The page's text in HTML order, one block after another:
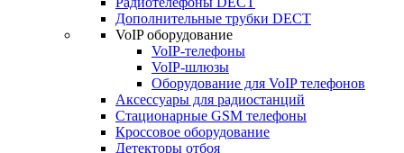
Дополнительные трубки DECT
VoIP оборудование
VoIP-телефоны
VoIP-шлюзы
Оборудование для VoIP телефонов
Аксессуары для радиостанций
Стационарные GSM телефоны
Кроссовое оборудование
Детекторы отбоя